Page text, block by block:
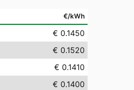
€/kWh
€ 0.1450
€ 0.1520
€ 0.1410
€ 0.1400